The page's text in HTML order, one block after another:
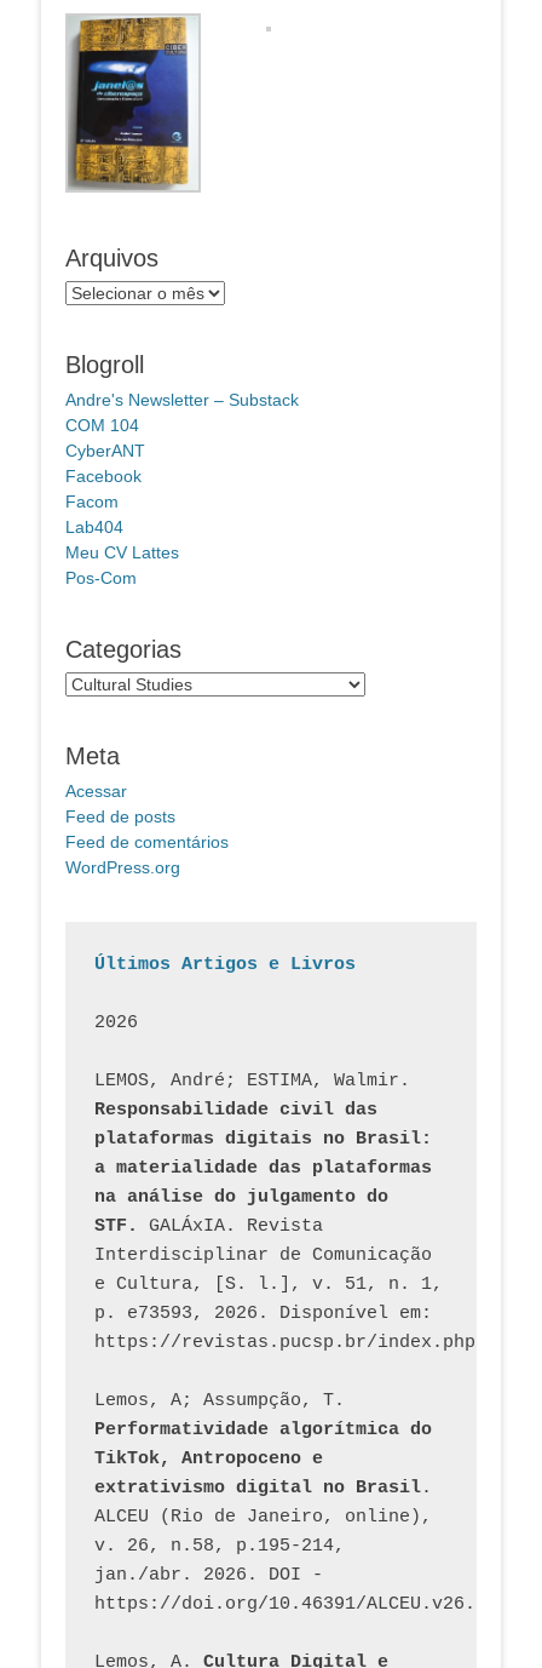
Arquivos
Arquivos
Blogroll
Andre's Newsletter – Substack
COM 104
CyberANT
Facebook
Facom
Lab404
Meu CV Lattes
Pos-Com
Categorias
Categorias
Meta
Acessar
Feed de posts
Feed de comentários
WordPress.org
Últimos Artigos e Livros
2026
Responsabilidade civil das
plataformas digitais no Brasil:
a materialidade das plataformas
na análise do julgamento do
STF.
GALÁxIA. Revista
Interdisciplinar de Comunicação
e Cultura, [S. l.], v. 51, n. 1,
p. e73593, 2026. Disponível em:
Performatividade algorítmica do
TikTok, Antropoceno e
extrativismo digital no Brasil.
ALCEU (Rio de Janeiro, online),
v. 26, n.58, p.195-214,
jan./abr. 2026. DOI -
https://doi.org/10.46391/
Lemos, A. Cultura Digital e